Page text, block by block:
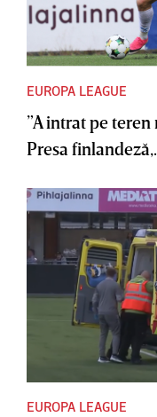
EUROPA LEAGUE
”A intrat pe
Presa
EUROPA LEAGUE